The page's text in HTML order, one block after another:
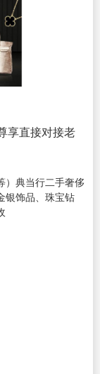
享直接对接老
）典当行二手奢侈
银饰品、珠宝钻